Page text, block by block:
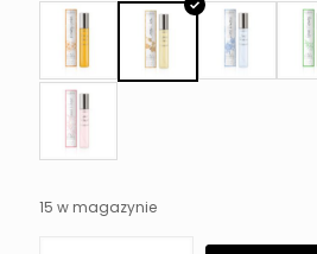
15 w magazynie